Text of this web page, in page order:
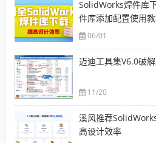
SolidWorks焊件库
件库添加配置使用
06/01
迈迪工具集V6.0破
11/20
溪风推荐
高设计效率